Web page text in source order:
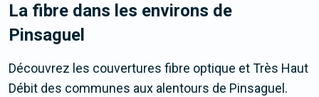
La fibre dans les environs de
Pinsaguel
Découvrez les couvertures fibre optique et Très Haut
Débit des communes aux alentours de Pinsaguel.